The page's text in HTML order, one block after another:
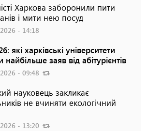
Харкова заборонили пити
і мити нею посуд
- 14:18
які харківські університети
заяв від абітурієнтів
- 09:48
науковець закликає
не вчиняти екологічний
- 13:20